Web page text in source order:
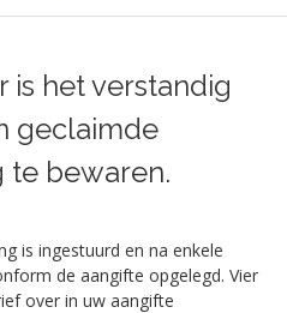
is het verstandig
geclaimde
te bewaren.
is ingestuurd en na enkele
de aangifte opgelegd. Vier
over in uw aangifte